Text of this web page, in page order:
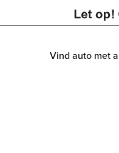
Vind auto met